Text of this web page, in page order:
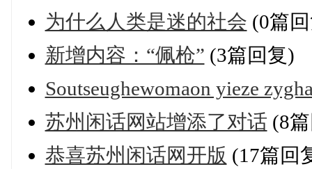
为什么人类是迷的社会 (0篇
新增内容：“佩枪” (3篇回复)
Soutseughewomaon yieze
苏州闲话网站增添了对话 (8
恭喜苏州闲话网开版 (17篇回